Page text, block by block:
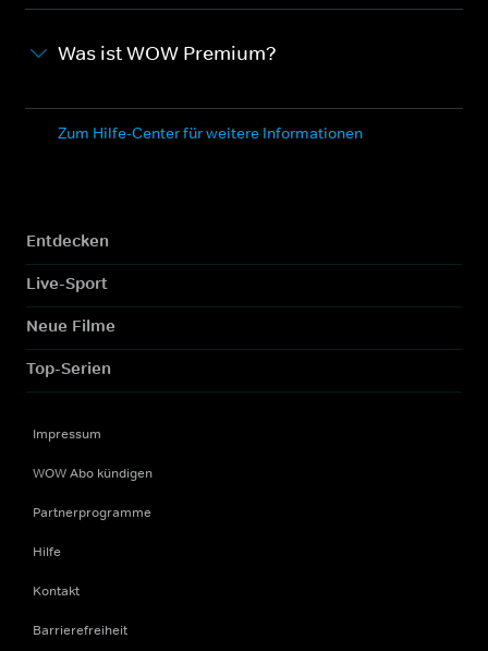
Was ist WOW Premium?
Zum Hilfe-Center für weitere Informationen
Entdecken
Live-Sport
Neue Filme
Top-Serien
Impressum
WOW Abo kündigen
Partnerprogramme
Hilfe
Kontakt
Barrierefreiheit